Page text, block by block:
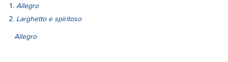
Allegro
Larghetto e spiritoso
Allegro